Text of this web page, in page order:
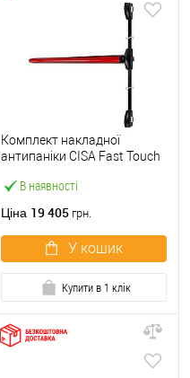
В наявності
Комплект накладної
антипаніки CISA Fast Touch
точковий вбік червона
Ціна 19 405 грн.
У кошик
Купити в 1 клік